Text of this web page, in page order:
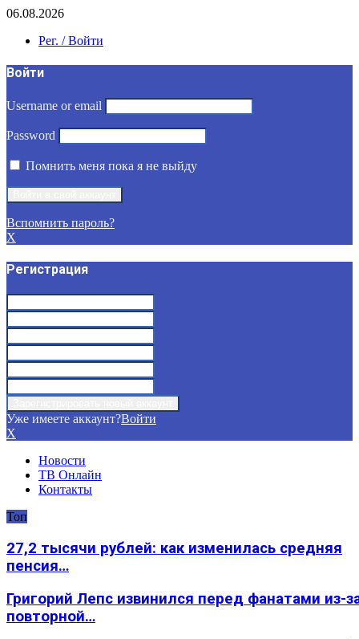
06.08.2026
Рег. / Войти
Войти
Username or email
Password
Помнить меня пока я не выйду
Вспомнить пароль?
X
Регистрация
Уже имеете аккаунт?Войти
X
Новости
ТВ Онлайн
Контакты
Топ
27,2 тысячи рублей: как изменилась средняя
пенсия…
Григорий Лепс извинился перед фанатами из-
повторной…